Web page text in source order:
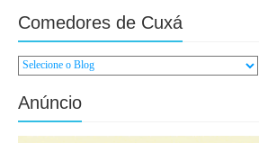
Comedores de Cuxá
Anúncio